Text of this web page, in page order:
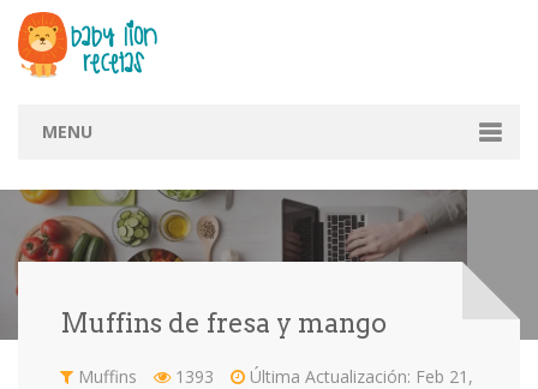
MENU
Inicio
Categorías
Arroz Avena Crepas
Galletas Hotcakes Huevos Mexicana
Muffins de fresa y mango
Muffins 1393
Última Actualización: Feb 21,